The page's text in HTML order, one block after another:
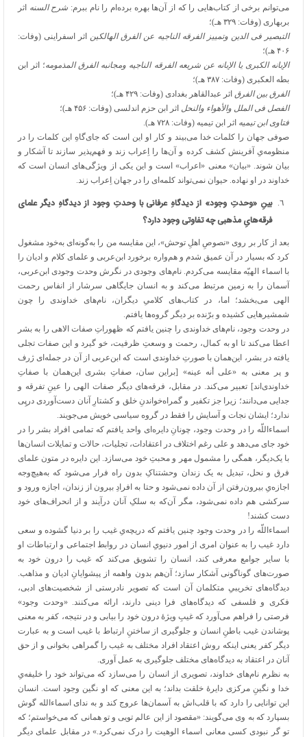
می‌توانم برخی از کتاب‌هایی را که از آن‌ها بهره برده‌ام را نام ببرم: شرح السنه اثر
بربهاری (وفات: ۳۲۹ هـ)؛
التبصیر فی الدین وتمییز الفرقه الناجیه عن الفرق الهالکین اثر اسفراینی (وفات:
۴۰۶ هـ)؛
الإبانه الکبری یا الإبانه عن شریعه الفرقه الناجیه ومجانبه الفرق المذمومه؛ اثر ابن
بطه العکبری (وفات: ۳۸۷ هـ)؛
الفرق بین الفرق اثر عبدالقاهر بغدادی (وفات: ۴۲۹ هـ)؛
الفصل فی الملل والأهواء والنحل اثر ابن حزم اندلسی (وفات: ۴۵۶ هـ)؛
فتاوی ابن تیمیه اثر ابن تیمیه (وفات: ۷۲۸ هـ).
صوفی جهان را کلمات خدا می‌بیند و کار او این است که جای‌گاهِ این کلمات را در
منظومه‌یِ آفرینش کشف کرده و آن‌ها را اِعراب زند و فهم‌پذیر سازند تا آشکار و
بیان شوند. «بیان» معنی «اعراب» است و این یکی از ویژگی‌های انسان است که
خداوند در او نهاده. حیوان نمی‌تواند کلمه‌ای را در جهان اِعراب زند.
بینِ «وحدتِ وجود» از دیدگاهِ عرفانی با وحدتِ وجود از دیدگاهِ دیگر علمای
فرقه‌هایِ مذهبی چه تفاوتی وجود دارد؟
بعد از کار بر روی «نصوصِ اهلِ توحش»، این مقایسه من را به‌گونه‌ای به‌خود مشغول
کرد که بسیار در آن عمیق شدم و هم‌واره برخورد ابن‌عربی و علمای کلام و ادیان را
با اسماء الهیّه مقایسه می‌کردم. نام‌های وجودی در نگرش وحدت وجودی ابن‌عربی،
آسمان را به زمین مرتبط می‌کند و به انسان جایگاهی سرشار از انفاس رحمت
الهی می‌بخشد؛ اما، در کتاب‌های کلامیِ دیگران، نام‌های خداوندی را چون
شمشیرهایی کشیده و برّنده بر دیگر گروه‌ها یافتم.
در وحدت وجود، نام‌های خداوندی را چنین یافتم که ظهوراتِ صفات الاهی را به بشر
اعطا می‌کند تا او به کمال، رحمت و وسعتِ ظرفیت، خو گیرد و این صفات تجلی
یافته در بشر، این‌همان با صورتِ خداوندی است که ابن‌عربی از آن در جمله‌ای ژرف
و پر معنی به «علی أنه عینه» [براین سان، صفاتِ بشری این‌همان با صفاتِ
خداوندی‌اند] تعبیر می‌کند. در مقابل، فرقه‌های دیگر صفات الهی را عینِ تفرقه و
جدایی می‌دانند؛ زیرا جز تکفیر و گمراه‌خواندنِ خلق و کشتارِ آنان دست‌آوردی درپِی
ندارد؛ ایشان نجات و آسایش را فقط در گروه سیاسی خویش می‌جویند.
اسماءاللّه را در وحدت وجود، چونانِ دایره‌ای واحد یافتم که تمامی افراد بشر را در
خود جای می‌دهد و علی رغم اختلاف در اعتقادات، تجلیات، حالات و تمایلات انسان‌ها
با یک‌دیگر،‌ همگی را مشمول مهر و محبتِ خود می‌سازد. این دایره در متون علمای
فرق و نحل، تبدیل به یک زندان وحشتناکِ بدون راه فرار می‌شود که به‌هیچ‌وجه
اجازه‌یِ بیرون‌رفتن از آن داده نمی‌شود و حتا به افرادِ بیرون از زندان، اجازه ورود و
سرکشی هم داده نمی‌شود، مگر آن‌که به سلکِ آنان درآیند و از انحراف‌های خود
دست کشند!
اسماءاللّه را در وحدت وجود چنین یافتم که دریچه‌یِ غیب را بر دنیا گشوده و سعی
دارد غیب را به عنوان امری از امور دنیویِ انسان در روابط اجتماعی و ارتباطات او
با سایر جوامع معرفی کند، انسان را تشویق می‌کند که غیب را درون خود به
صورت‌های گوناگونی آشکار سازد؛ آن‌هم بدون واهمه از پیشوایانِ ادیان و مذاهب.
دیدگاه‌های تخریبیِ متکلمان آن است که تصویر نادرستی از شخصیت‌های ادبی،
فکری و فلسفی که دیدگاه‌های فرا دینی دارند،‌ ارائه می‌کنند. «وحدت وجود»
فرصتی را فراهم می‌آورد که غیبِ ویژهٔ درون خود را بیابی و در نتیجه، کفر به معنی
پوشاندن غیب باطنِ انسان و جلوگیری از ساختنِ ارتباط با غیب است و به عبارت
دیگر کفر یعنی اینکه روش اعتقاد افراد مختلف به غیب را گمراهی بخوانی و از حق
آنان در اعتقاد به دیدگاه‌های مختلف جلوگیری به عمل آوری.
به نظرم نام‌های خداوند، تصویری از انسان را می‌سازد که می‌تواند خود را خلیفه‌یِ
خدا و نگینِ مرکزی دایرهٔ خلقت بداند؛ به این معنی که او نگین وجود است. انسان
این توانایی را دارد که با قلب‌اش به آسمان‌ها عروج کند و به ندای اسماءالله گوش
بسپارد که به وی می‌گویند: «مقصود از این عالم تویی و تو همانی که می‌خواستم؛ که
تو گر نبودی کسی معانی اسماء الوهیت را درک نمی‌کرد.» در مقابل علمای دیگر